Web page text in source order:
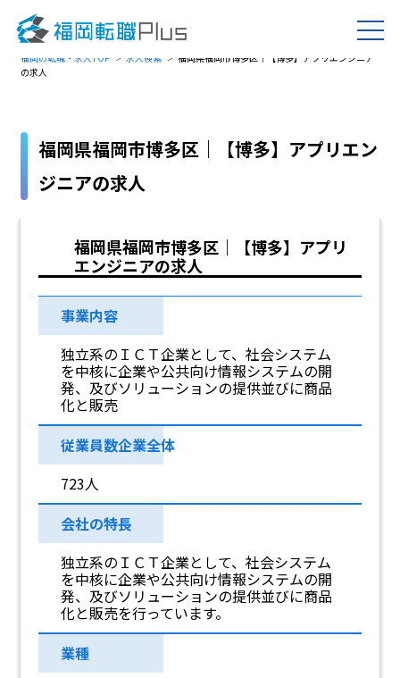
福岡の転職・求人TOP 求人検索
福岡県福岡市博多区｜【博多】アプリエンジニア
の求人
福岡県福岡市博多区｜【博多】アプリエン
ジニアの求人
福岡県福岡市博多区｜【博多】アプリ
エンジニアの求人
事業内容
独立系のＩＣＴ企業として、社会システム
を中核に企業や公共向け情報システムの開
発、及びソリューションの提供並びに商品
化と販売
従業員数企業全体
723人
会社の特長
独立系のＩＣＴ企業として、社会システム
を中核に企業や公共向け情報システムの開
発、及びソリューションの提供並びに商品
化と販売を行っています。
業種